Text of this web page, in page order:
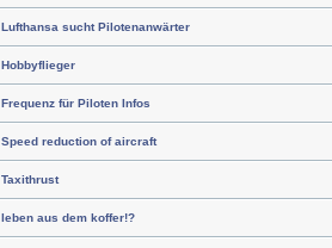
Lufthansa sucht Pilotenanwärter
Hobbyflieger
Frequenz für Piloten Infos
Speed reduction of aircraft
Taxithrust
leben aus dem koffer!?